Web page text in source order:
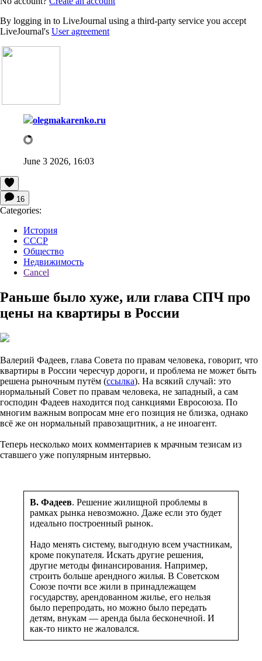
By logging in to LiveJournal using a third-party service you accept
LiveJournal's User agreement
olegmakarenko.ru
June 3 2026, 16:03
16
Categories:
История
СССР
Общество
Недвижимость
Cancel
Раньше было хуже, или глава СПЧ про
цены на квартиры в России
Валерий Фадеев, глава Совета по правам человека, говорит, что
квартиры в России чересчур дороги, и проблема не может быть
решена рыночным путём (ссылка). На всякий случай: это
нормальный Совет по правам человека, не западный, а сам
господин Фадеев находится под санкциями Евросоюза. По
многим важным вопросам мне его позиция не близка, однако
всё же он нормальный правозащитник, а не иноагент.
Теперь несколько моих комментариев к мрачным тезисам из
ставшего уже популярным интервью.
В. Фадеев. Решение жилищной проблемы в
рамках рынка невозможно. Даже если это будет
идеально построенный рынок.
Надо менять систему, выгодную всем участникам,
кроме покупателя. Искать другие решения,
другие методы финансирования. Например,
строить больше арендного жилья. В Советском
Союзе почти все жили в принадлежащем
государству, арендованном жилье, его нельзя
было перепродать, но можно было передать
детям, внукам — аренда была бесконечной. И
как-то никто не жаловался.